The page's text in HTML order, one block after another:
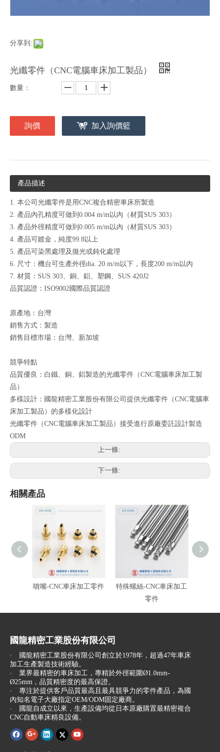
分享到:
光纖零件（CNC電腦車床加工製品）
數量：
詢價 加入詢價籃
產品描述
1. 本公司光纖零件是用CNC複合精密車床所製造
2. 產品內孔精度可做到0.004 m/m以內（材質SUS 303）
3. 產品外徑精度可做到0.005 m/m以內（材質SUS 303）
4. 產品可鍍金，純度99.8以上
5. 產品可染黑處理及拋光或鈍化處理
6. 尺寸：機台可生產外徑dia. 20 m/m以下，長度200 m/m以內
7. 材質：SUS 303、銅、鋁、塑鋼、SUS 420J2
品質認證：ISO9002國際品質認證
原產地：台灣
銷售方式：製造
銷售目標市場：台灣、新加坡
競爭特點
品質優良：白鐵、銅、鋁製造的光纖零件（CNC電腦車床加工製
品）
多樣設計：國龍精密工業股份有限公司提供光纖零件（CNC電腦車
床加工製品）的多樣化設計
光纖零件（CNC電腦車床加工製品）接受進行原廠委託設計製造
ODM
上一條:
下一條:
相關產品
噴嘴-CNC車床加工零件
特殊螺絲-CNC車床加工
零件
國龍精密工業股份有限公司
國龍精密工業股份有限公司創立於1978年，超過47年車床
加工生產製造技術經驗。
業界最精密的車床加工，專精於外徑範圍Ø1.0mm-
Ø25mm，品質精密度的最高保證。
專注於提供客戶品質最高且最具競爭力的零件產品，為國
內知名電子大廠指定OEM/ODM固定廠商。
國龍自成立以來，生產設備均從日本原廠購置最精密複合
CNC自動車床精良設備。